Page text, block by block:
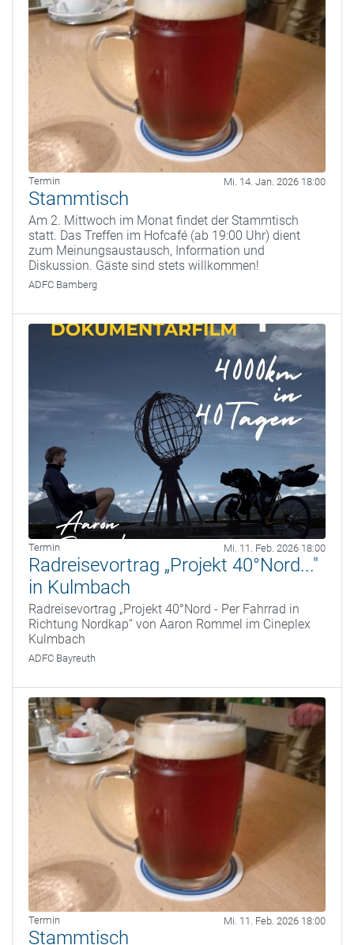
Termin Mi. 14. Jan. 2026 18:00
Stammtisch
Am 2. Mittwoch im Monat findet der Stammtisch
statt. Das Treffen im Hofcafé (ab 19:00 Uhr) dient
zum Meinungsaustausch, Information und
Diskussion. Gäste sind stets willkommen!
ADFC Bamberg
Termin Mi. 11. Feb. 2026 18:00
Radreisevortrag „Projekt 40°Nord..."
in Kulmbach
Radreisevortrag „Projekt 40°Nord - Per Fahrrad in
Richtung Nordkap“ von Aaron Rommel im Cineplex
Kulmbach
ADFC Bayreuth
Termin Mi. 11. Feb. 2026 18:00
Stammtisch